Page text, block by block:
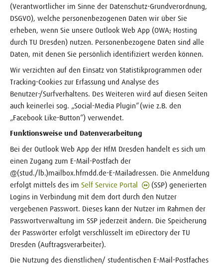
(Verantwortlicher im Sinne der Datenschutz-Grundverordnung,
DSGVO), welche personenbezogenen Daten wir über Sie
erheben, wenn Sie unsere Outlook Web App (OWA; Hosting
durch TU Dresden) nutzen. Personenbezogene Daten sind alle
Daten, mit denen Sie persönlich identifiziert werden können.
Wir verzichten auf den Einsatz von Statistikprogrammen oder
Tracking-Cookies zur Erfassung und Analyse des
Benutzer-/Surfverhaltens. Des Weiteren wird auf diesen Seiten
auch keinerlei sog. „Social-Media Plugin“ (wie z.B. den
„Facebook Like-Button“) verwendet.
Funktionsweise und Datenverarbeitung
Bei der Outlook Web App der HfM Dresden handelt es sich um
einen Zugang zum E-Mail-Postfach der
@(stud./lb.)mailbox.hfmdd.de-E-Mailadressen. Die Anmeldung
erfolgt mittels des im Self Service Portal
(SSP) generierten
Logins in Verbindung mit dem dort durch den Nutzer
vergebenen Passwort. Dieses kann der Nutzer im Rahmen der
Passwortverwaltung im SSP jederzeit ändern. Die Speicherung
der Passwörter erfolgt verschlüsselt im eDirectory der TU
Dresden (Auftragsverarbeiter).
Die Nutzung des dienstlichen/ studentischen E-Mail-Postfaches